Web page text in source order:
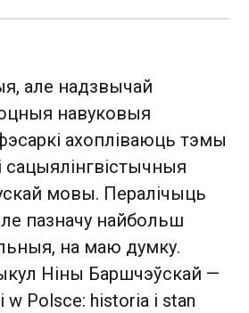
але надзвычай
навуковыя
ахопліваюць тэмы
сацыялінгвістычныя
мовы. Пералічыць
пазначу найбольш
на маю думку.
Ніны Баршчэўскай —
w Polsce: historia i stan